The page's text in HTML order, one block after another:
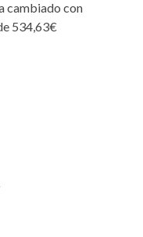
cambiado con
534,63€